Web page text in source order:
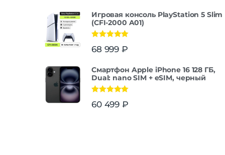
Игровая консоль PlayStation 5 Slim
(CFI-2000 A01)
из 5
68 999 ₽
Смартфон Apple iPhone 16 128 ГБ,
Dual: nano SIM + eSIM, черный
из 5
60 499 ₽